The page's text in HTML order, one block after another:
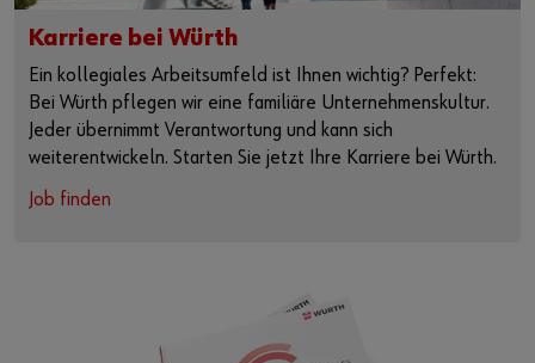
Karriere bei Würth
Ein kollegiales Arbeitsumfeld ist Ihnen wichtig? Perfekt:
Bei Würth pflegen wir eine familiäre Unternehmenskultur.
Jeder übernimmt Verantwortung und kann sich
weiterentwickeln. Starten Sie jetzt Ihre Karriere bei Würth.
Job finden